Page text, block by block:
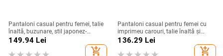
Pantaloni casual pentru femei, talie
înaltă, buzunare, stil japonez-
coreean, conținut 70–80% poliester
149.94 Lei
add_shopping_cart
Pantaloni casual pentru femei cu
imprimeu carouri, talie înaltă și
croială largă, stil european și
136.29 Lei
add_shopping_cart